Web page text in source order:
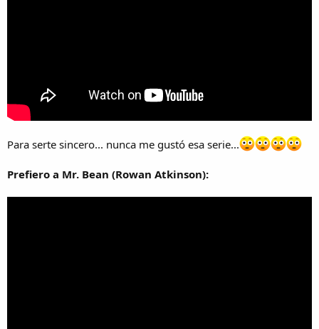
Para serte sincero... nunca me gustó esa serie...
Prefiero a Mr. Bean (Rowan Atkinson):